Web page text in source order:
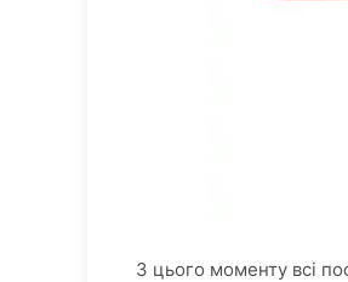
З цього моменту всі